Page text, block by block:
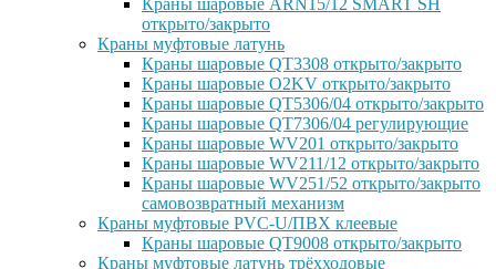
Краны шаровые ARN15/12 SMART SH
открыто/закрыто
Краны муфтовые латунь
Краны шаровые QT3308 открыто/закрыто
Краны шаровые O2KV открыто/закрыто
Краны шаровые QT5306/04 открыто/закрыто
Краны шаровые QT7306/04 регулирующие
Краны шаровые WV201 открыто/закрыто
Краны шаровые WV211/12 открыто/закрыто
Краны шаровые WV251/52 открыто/закрыто
самовозвратный механизм
Краны муфтовые PVC-U/ПВХ клеевые
Краны шаровые QT9008 открыто/закрыто
Краны муфтовые латунь трёхходовые